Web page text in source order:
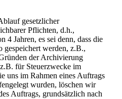
gesetzlicher
Pflichten, d.h.,
4 Jahren, es sei denn, dass die
gespeichert werden, z.B.,
der Archivierung
für Steuerzwecke im
uns im Rahmen eines Auftrags
wurden, löschen wir
Auftrags, grundsätzlich nach